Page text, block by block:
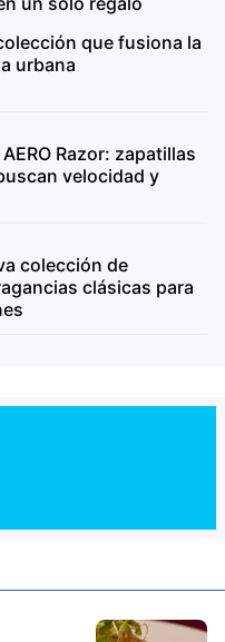
que fusiona la
urbana
Razor: zapatillas
velocidad y
colección de
clásicas para